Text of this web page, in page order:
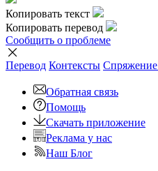
Копировать текст
Копировать перевод
Сообщить о проблеме
Перевод Контексты Спряжение
Обратная связь
Помощь
Скачать приложение
Реклама у нас
Наш Блог